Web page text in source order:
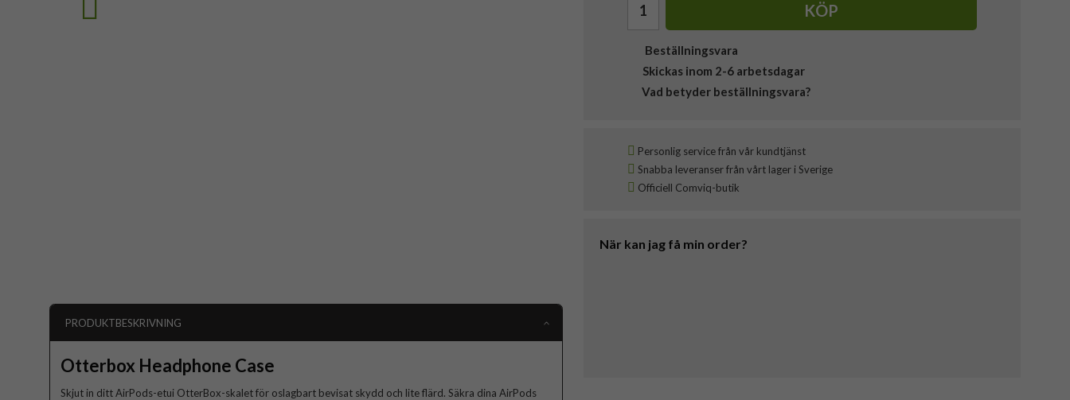
KÖP
Beställningsvara
Skickas inom 2-6 arbetsdagar
Vad betyder beställningsvara?
Personlig service från vår kundtjänst
Snabba leveranser från vårt lager i Sverige
Officiell Comviq-butik
När kan jag få min order?
PRODUKTBESKRIVNING
Otterbox Headphone Case
Skjut in ditt AirPods-etui OtterBox-skalet för oslagbart bevisat skydd och lite flärd. Säkra dina AirPods